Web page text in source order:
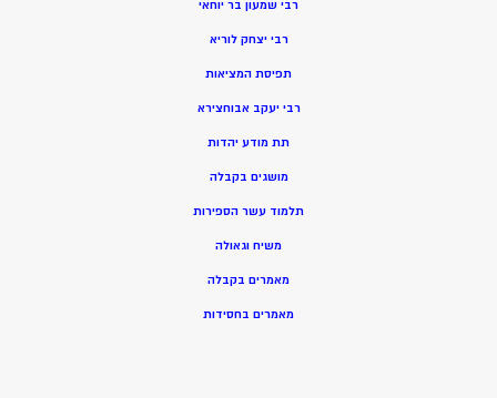
רבי שמעון בר יוחאי
רבי יצחק לוריא
תפיסת המציאות
רבי יעקב אבוחצירא
תת מודע יהדות
מושגים בקבלה
תלמוד עשר הספירות
משיח וגאולה
מאמרים בקבלה
מאמרים בחסידות